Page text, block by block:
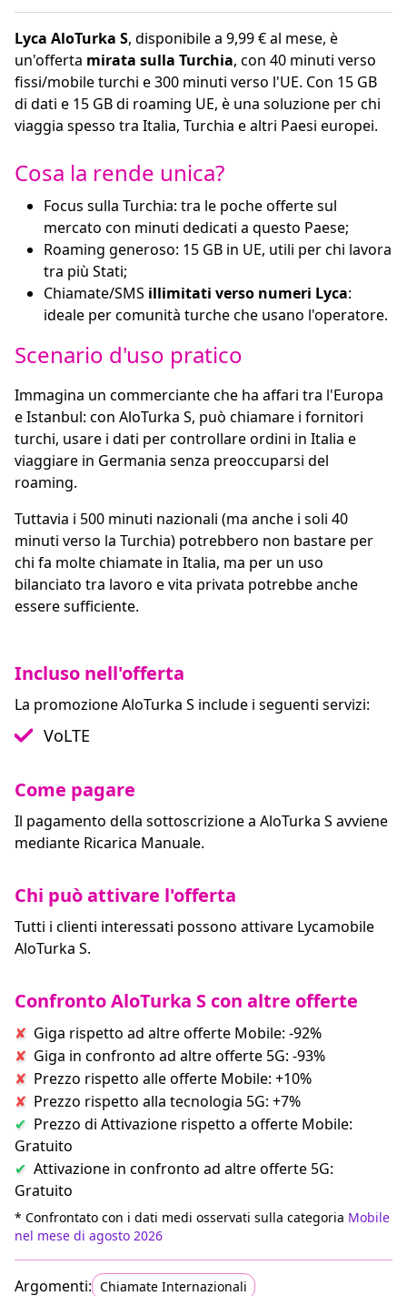
Lyca AloTurka S, disponibile a 9,99 € al mese, è
un'offerta mirata sulla Turchia, con 40 minuti verso
fissi/mobile turchi e 300 minuti verso l'UE. Con 15 GB
di dati e 15 GB di roaming UE, è una soluzione per chi
viaggia spesso tra Italia, Turchia e altri Paesi europei.
Cosa la rende unica?
Focus sulla Turchia: tra le poche offerte sul
mercato con minuti dedicati a questo Paese;
Roaming generoso: 15 GB in UE, utili per chi lavora
tra più Stati;
Chiamate/SMS illimitati verso numeri Lyca:
ideale per comunità turche che usano l'operatore.
Scenario d'uso pratico
Immagina un commerciante che ha affari tra l'Europa
e Istanbul: con AloTurka S, può chiamare i fornitori
turchi, usare i dati per controllare ordini in Italia e
viaggiare in Germania senza preoccuparsi del
roaming.
Tuttavia i 500 minuti nazionali (ma anche i soli 40
minuti verso la Turchia) potrebbero non bastare per
chi fa molte chiamate in Italia, ma per un uso
bilanciato tra lavoro e vita privata potrebbe anche
essere sufficiente.
Incluso nell'offerta
La promozione AloTurka S include i seguenti servizi:
VoLTE
Come pagare
Il pagamento della sottoscrizione a AloTurka S avviene
mediante Ricarica Manuale.
Chi può attivare l'offerta
Tutti i clienti interessati possono attivare Lycamobile
AloTurka S.
Confronto AloTurka S con altre offerte
Giga rispetto ad altre offerte Mobile: -92%
Giga in confronto ad altre offerte 5G: -93%
Prezzo rispetto alle offerte Mobile: +10%
Prezzo rispetto alla tecnologia 5G: +7%
Prezzo di Attivazione rispetto a offerte Mobile:
Gratuito
Attivazione in confronto ad altre offerte 5G:
Gratuito
* Confrontato con i dati medi osservati sulla categoria Mobile
nel mese di agosto 2026
Chiamate Internazionali